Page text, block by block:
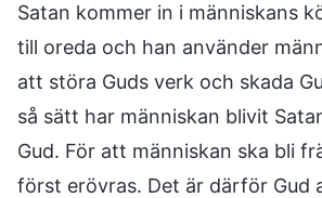
Satan kommer in i människans
till oreda och han använder
att störa Guds verk och skada
så sätt har människan blivit
Gud. För att människan ska bli
först erövras. Det är därför Gud